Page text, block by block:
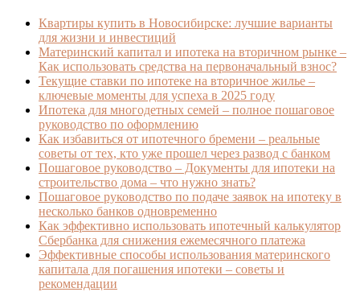
Квартиры купить в Новосибирске: лучшие варианты
для жизни и инвестиций
Материнский капитал и ипотека на вторичном рынке –
Как использовать средства на первоначальный взнос?
Текущие ставки по ипотеке на вторичное жилье –
ключевые моменты для успеха в 2025 году
Ипотека для многодетных семей – полное пошаговое
руководство по оформлению
Как избавиться от ипотечного бремени – реальные
советы от тех, кто уже прошел через развод с банком
Пошаговое руководство – Документы для ипотеки на
строительство дома – что нужно знать?
Пошаговое руководство по подаче заявок на ипотеку в
несколько банков одновременно
Как эффективно использовать ипотечный калькулятор
Сбербанка для снижения ежемесячного платежа
Эффективные способы использования материнского
капитала для погашения ипотеки – советы и
рекомендации